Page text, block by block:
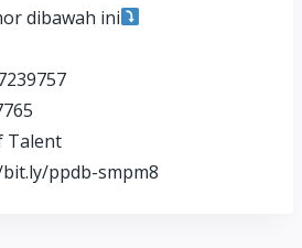
dibawah ini
Talent
ppdb-smpm8